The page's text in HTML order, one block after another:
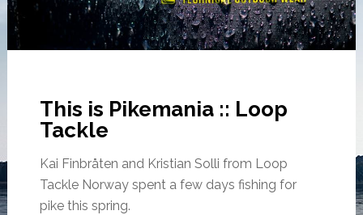
This is Pikemania :: Loop
Tackle
Kai Finbråten and Kristian Solli from Loop
Tackle Norway spent a few days fishing for
pike this spring.